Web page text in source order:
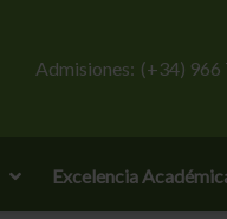
Admisiones: (+34) 966
Excelencia